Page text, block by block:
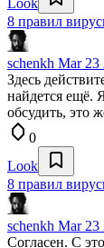
Look
8 правил
schenkh Mar 23
Здесь
найдется ещё.
обсудить, это
0
Look
8 правил
schenkh Mar 23
Согласен. С